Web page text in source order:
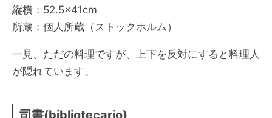
縦横：52.5×41cm
所蔵：個人所蔵（ストックホルム）
一見、ただの料理ですが、上下を反対にすると料理人
が隠れています。